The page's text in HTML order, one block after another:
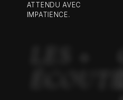
ATTENDU AVEC
IMPATIENCE.